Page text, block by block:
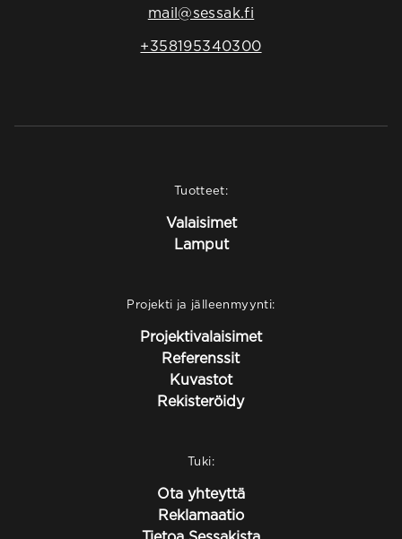
mail@sessak.fi
+358195340300
Tuotteet:
Valaisimet
Lamput
Projekti ja jälleenmyynti:
Projektivalaisimet
Referenssit
Kuvastot
Rekisteröidy
Tuki:
Ota yhteyttä
Reklamaatio